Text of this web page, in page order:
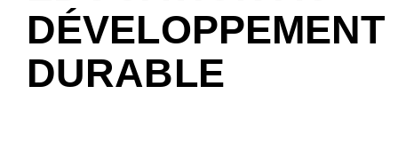
DÉVELOPPEMENT
DURABLE